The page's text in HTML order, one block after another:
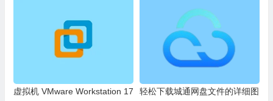
虚拟机 VMware Workstation 17
轻松下载城通网盘文件的详细图